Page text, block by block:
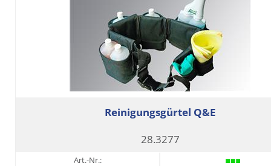
Reinigungsgürtel Q&E
28.3277
Art.-Nr.: